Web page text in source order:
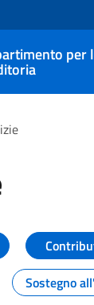
sito
per
Sostegno